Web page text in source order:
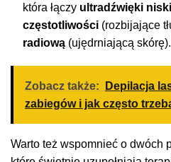
która łączy ultradźwięki
częstotliwości (rozbijające
radiową (ujędrniającą skórę).
Zobacz także:
Depilacja
zabiegów i jak często
Warto też wspomnieć o dwóch